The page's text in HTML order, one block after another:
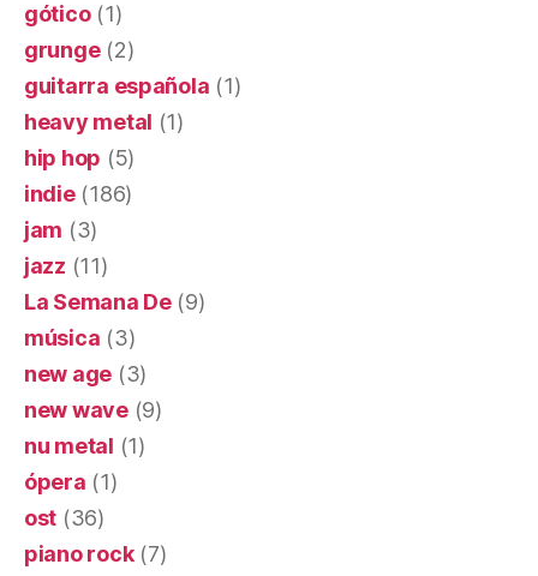
gótico(1)
grunge(2)
guitarra española (1)
heavy metal (1)
hip hop (5)
indie(186)
jam (3)
jazz (11)
La Semana De(9)
música (3)
new age (3)
new wave(9)
nu metal (1)
ópera (1)
ost (36)
piano rock(7)